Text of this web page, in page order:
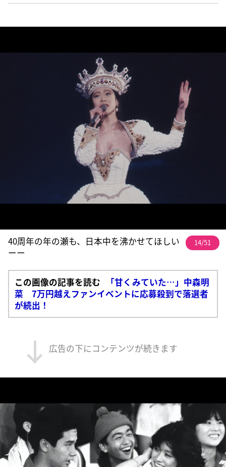
40周年の年の瀬も、日本中を沸かせてほしい
ーー
14/51
この画像の記事を読む
「甘くみていた…」中森明
菜 7万円越えファンイベントに応募殺到で落選者
が続出！
広告の下にコンテンツが続きます